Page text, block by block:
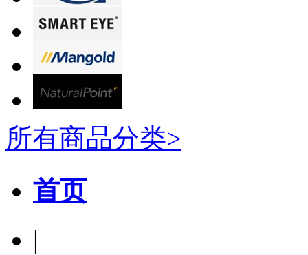
所有商品分类>
首页
|